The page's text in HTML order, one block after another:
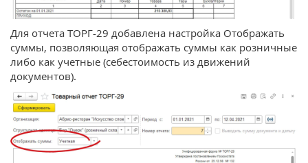
Для отчета ТОРГ-29 добавлена настройка Отображать
суммы, позволяющая отображать суммы как розничные
либо как учетные (себестоимость из движений
документов).